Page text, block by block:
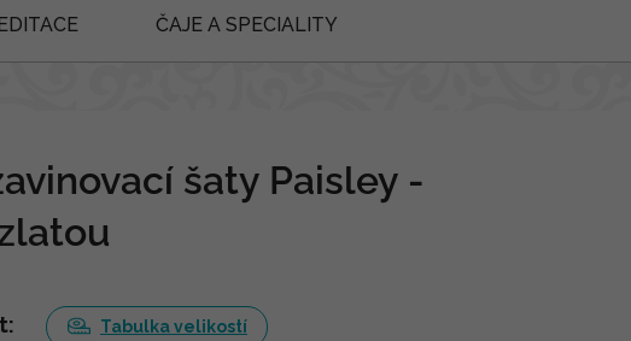
ČAJE A SPECIALITY
šaty Paisley -
Tabulka velikostí